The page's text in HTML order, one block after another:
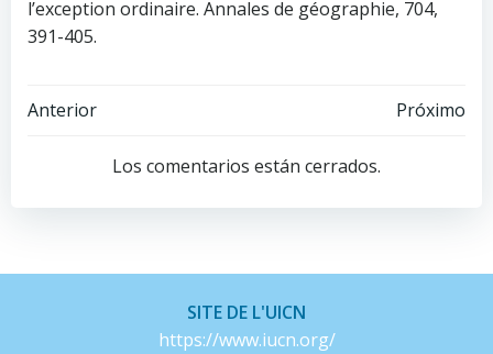
l’exception ordinaire. Annales de géographie, 704,
391-405.
Navegación
entradas
Anterior
Navegación
de
entradas
Próximo
Los comentarios están cerrados.
SITE DE L'UICN
https://www.iucn.org/